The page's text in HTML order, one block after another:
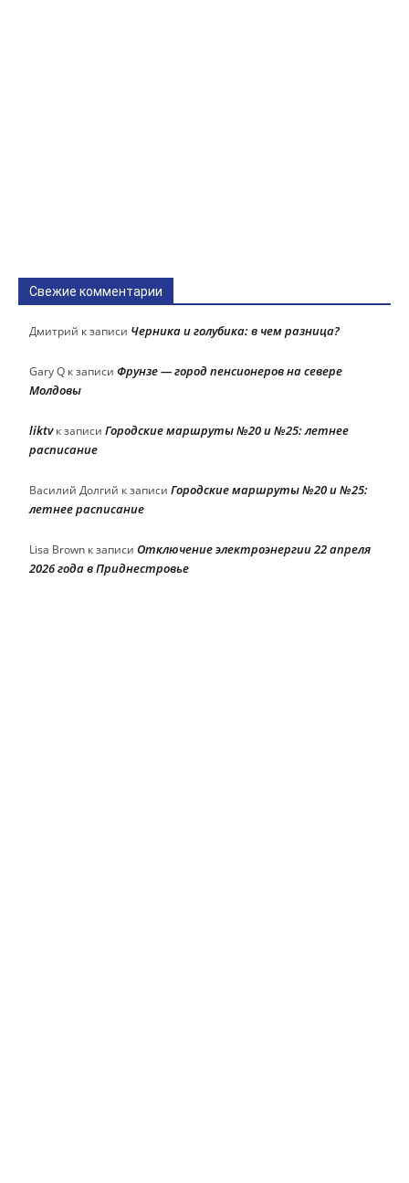
Свежие комментарии
Дмитрий к записи Черника и голубика: в чем разница?
Gary Q к записи Фрунзе — город пенсионеров на севере
Молдовы
liktvк записи Городские маршруты №20 и №25: летнее
расписание
Василий Долгий к записи Городские маршруты №20 и №25:
летнее расписание
Lisa Brown к записи Отключение электроэнергии 22 апреля
2026 года в Приднестровье